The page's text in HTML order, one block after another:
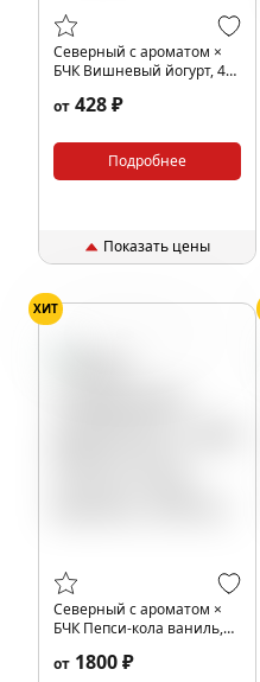
Северный с ароматом ×
БЧК Вишневый йогурт, 40
от 428 ₽
Подробнее
Показать цены
ХИТ
Северный с ароматом ×
БЧК Пепси-кола ваниль,
от 1800 ₽